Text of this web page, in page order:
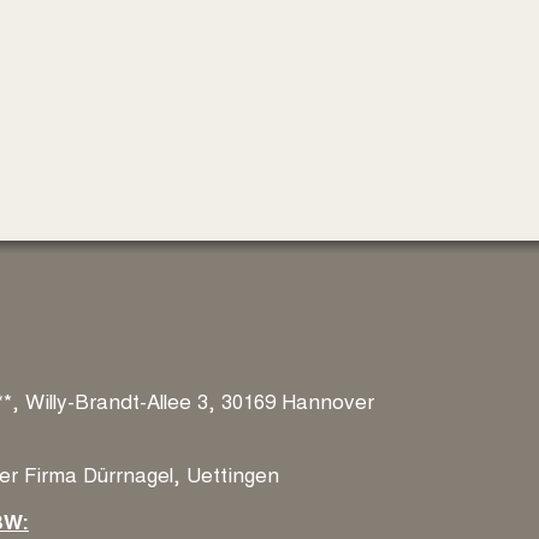
Willy-Brandt-Allee 3, 30169 Hannover
Firma Dürrnagel, Uettingen